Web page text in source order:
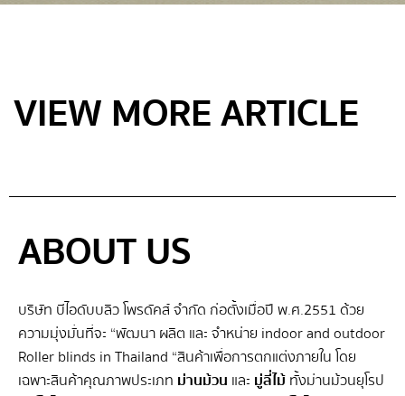
VIEW MORE ARTICLE
ABOUT US
บริษัท บีไอดับบลิว โพรดัคส์ จำกัด ก่อตั้งเมื่อปี พ.ศ.2551 ด้วย
ความมุ่งมั่นที่จะ “พัฒนา ผลิต และ จําหน่าย indoor and outdoor
Roller blinds in Thailand “สินค้าเพื่อการตกแต่งภายใน โดย
เฉพาะสินค้าคุณภาพประเภท ม่านม้วน และ มู่ลี่ไม้ทั้งม่านม้วนยุโรป